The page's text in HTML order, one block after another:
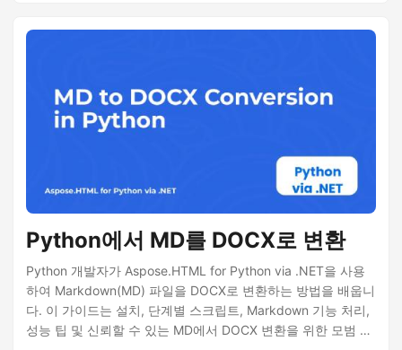
Python에서 MD를 DOCX로 변환
Python 개발자가 Aspose.HTML for Python via .NET을 사용
하여 Markdown(MD) 파일을 DOCX로 변환하는 방법을 배웁니
다. 이 가이드는 설치, 단계별 스크립트, Markdown 기능 처리,
성능 팁 및 신뢰할 수 있는 MD에서 DOCX 변환을 위한 모범 사